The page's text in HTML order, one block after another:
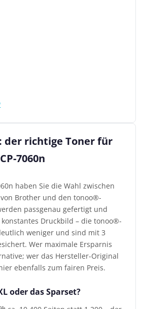
der richtige Toner für
7060n
haben Sie die Wahl zwischen
Brother und den tonoo®-
passgenau gefertigt und
Druckbild – die tonoo®-
weniger und sind mit 3
Wer maximale Ersparnis
wer das Hersteller-Original
ebenfalls zum fairen Preis.
oder das Sparset?